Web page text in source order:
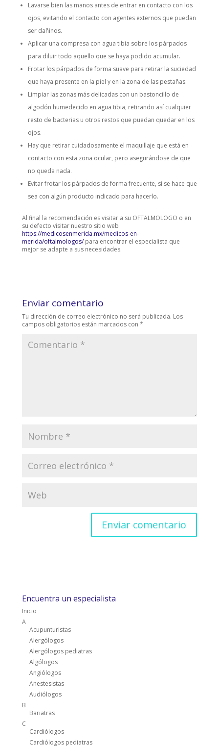
Lavarse bien las manos antes de entrar en contacto con los
ojos, evitando el contacto con agentes externos que puedan
ser dañinos.
Aplicar una compresa con agua tibia sobre los párpados
para diluir todo aquello que se haya podido acumular.
Frotar los párpados de forma suave para retirar la suciedad
que haya presente en la piel y en la zona de las pestañas.
Limpiar las zonas más delicadas con un bastoncillo de
algodón humedecido en agua tibia, retirando así cualquier
resto de bacterias u otros restos que puedan quedar en los
ojos.
Hay que retirar cuidadosamente el maquillaje que está en
contacto con esta zona ocular, pero asegurándose de que
no queda nada.
Evitar frotar los párpados de forma frecuente, si se hace que
sea con algún producto indicado para hacerlo.
Al final la recomendación es visitar a su OFTALMOLOGO o en
su defecto visitar nuestro sitio web
https://medicosenmerida.mx/medicos-en-
merida/oftalmologos/para encontrar el especialista que
mejor se adapte a sus necesidades.
Enviar comentario
Tu dirección de correo electrónico no será publicada. Los
campos obligatorios están marcados con *
Encuentra un especialista
Inicio
A
Acupunturistas
Alergólogos
Alergólogos pediatras
Algólogos
Angiólogos
Anestesistas
Audiólogos
B
Bariatras
C
Cardiólogos
Cardiólogos pediatras